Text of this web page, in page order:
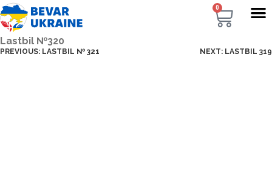
0
Lastbil №320
PREVIOUS: LASTBIL № 321 NEXT: LASTBIL 319